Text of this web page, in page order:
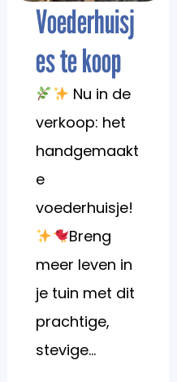
Voederhuisj
es te koop
Nu in de
verkoop: het
handgemaakt
e
voederhuisje!
Breng
meer leven in
je tuin met dit
prachtige,
stevige...